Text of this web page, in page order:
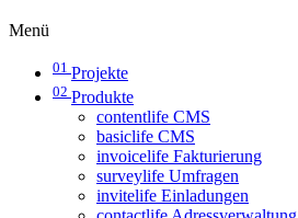
Menü
01 Projekte
02 Produkte
contentlife CMS
basiclife CMS
invoicelife Fakturierung
surveylife Umfragen
invitelife Einladungen